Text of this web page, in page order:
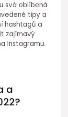
svá oblíbená
tipy a
hashtagů a
zajímavý
Instagramu.
a